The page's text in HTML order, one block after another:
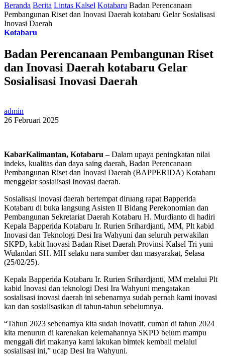
Beranda Berita Lintas Kalsel Kotabaru Badan Perencanaan
Pembangunan Riset dan Inovasi Daerah kotabaru Gelar Sosialisasi
Inovasi Daerah
Kotabaru
Badan Perencanaan Pembangunan Riset
dan Inovasi Daerah kotabaru Gelar
Sosialisasi Inovasi Daerah
admin
26 Februari 2025
KabarKalimantan, Kotabaru – Dalam upaya peningkatan nilai
indeks, kualitas dan daya saing daerah, Badan Perencanaan
Pembangunan Riset dan Inovasi Daerah (BAPPERIDA) Kotabaru
menggelar sosialisasi Inovasi daerah.
Sosialisasi inovasi daerah bertempat diruang rapat Bapperida
Kotabaru di buka langsung Asisten II Bidang Perekonomian dan
Pembangunan Sekretariat Daerah Kotabaru H. Murdianto di hadiri
Kepala Bapperida Kotabaru Ir. Rurien Srihardjanti, MM, Plt kabid
Inovasi dan Teknologi Desi Ira Wahyuni dan seluruh perwakilan
SKPD, kabit Inovasi Badan Riset Daerah Provinsi Kalsel Tri yuni
Wulandari SH. MH selaku nara sumber dan masyarakat, Selasa
(25/02/25).
Kepala Bapperida Kotabaru Ir. Rurien Srihardjanti, MM melalui Plt
kabid Inovasi dan teknologi Desi Ira Wahyuni mengatakan
sosialisasi inovasi daerah ini sebenarnya sudah pernah kami inovasi
kan dan sosialisasikan di tahun-tahun sebelumnya.
“Tahun 2023 sebenarnya kita sudah inovatif, cuman di tahun 2024
kita menurun di karenakan kelemahannya SKPD belum mampu
menggali diri makanya kami lakukan bimtek kembali melalui
sosialisasi ini,” ucap Desi Ira Wahyuni.